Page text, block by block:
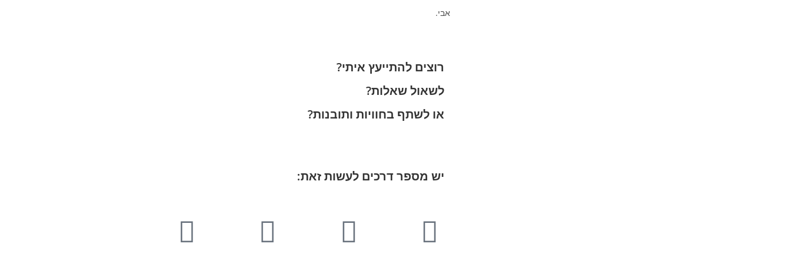
אבי.
רוצים להתייעץ איתי?
לשאול שאלות?
או לשתף בחוויות ותובנות?
יש מספר דרכים לעשות זאת: